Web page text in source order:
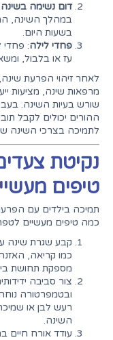
דום נשימה בשינה
במהלך השינה,
בשעות היום.
פחדי לילה: פחדי
עז או בלבול,
לאחר זיהוי הפרעת
מרפאות שינה, מציעות
שורש בעיות השינה.
ההורים יכולים לקבל
לתמיכה בצרכי השינה
נקיטת
טיפים
תמיכה בילדים עם
כמה טיפים מעשיים
קבע שגרת שינה
כמו קריאה, האזנה
מספקת תחושת
צור סביבה
ובטמפרטורה
רעש לבן או
השינה.
עודד אורח חיים